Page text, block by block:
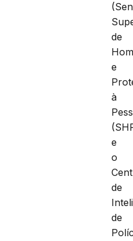
de
e
à
e
o
de
de